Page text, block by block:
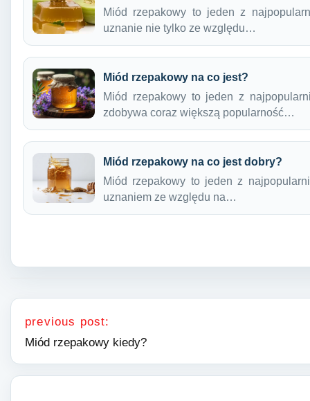
Miód rzepakowy to jeden z
uznanie nie tylko ze względu…
Miód rzepakowy na co jest?
Miód rzepakowy to jeden z
zdobywa coraz większą popularność…
Miód rzepakowy na co jest dobry?
Miód rzepakowy to jeden z
uznaniem ze względu na…
Nawigacja wpisu
previous post:
Miód rzepakowy kiedy?